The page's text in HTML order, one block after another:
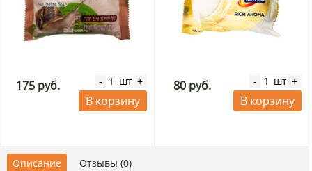
175 руб. - шт +
В корзину
80 руб. - шт +
В корзину
Описание Отзывы (0)